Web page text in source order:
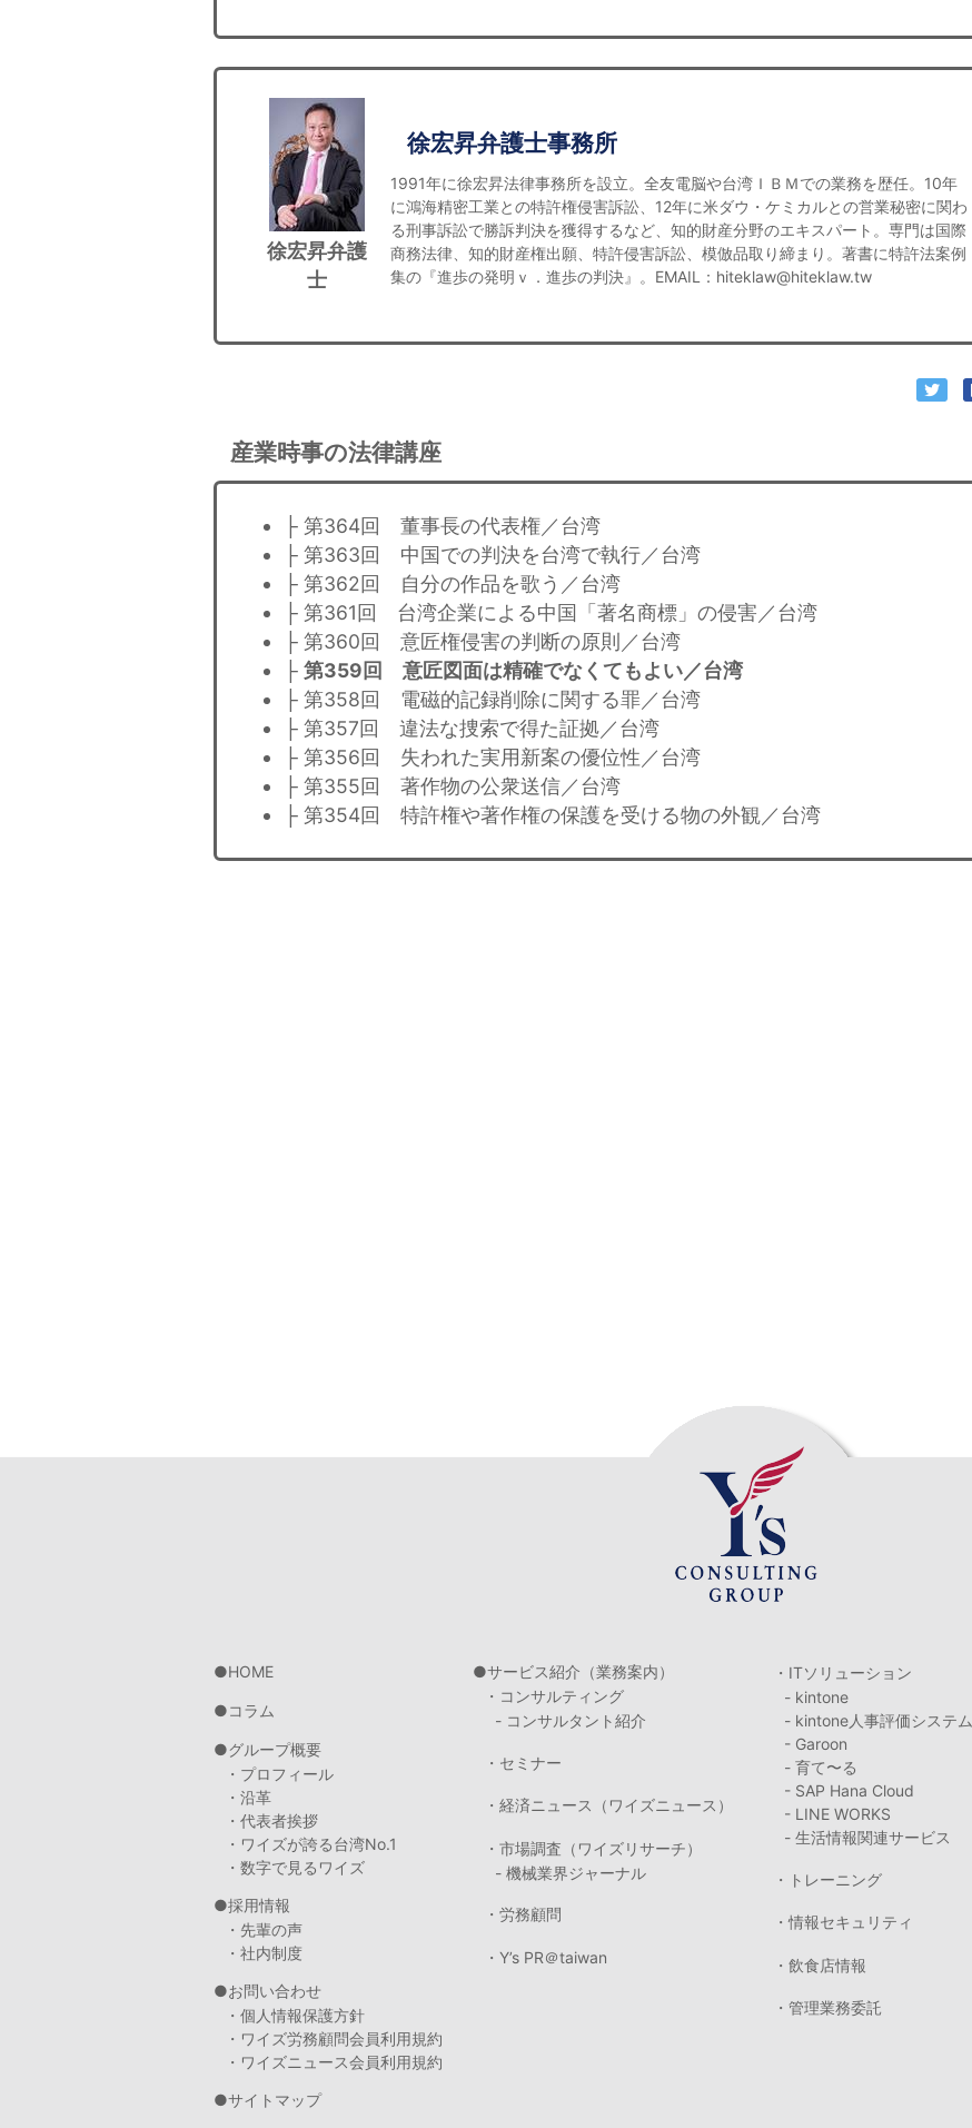
徐宏昇弁護
士
徐宏昇弁護士事務所
1991年に徐宏昇法律事務所を設立。全友電脳や台湾ＩＢＭでの業務を歴任。10年
に鴻海精密工業との特許権侵害訴訟、12年に米ダウ・ケミカルとの営業秘密に関わ
る刑事訴訟で勝訴判決を獲得するなど、知的財産分野のエキスパート。専門は国際
商務法律、知的財産権出願、特許侵害訴訟、模倣品取り締まり。著書に特許法案例
集の『進歩の発明ｖ．進歩の判決』。EMAIL：hiteklaw@hiteklaw.tw
産業時事の法律講座
├ 第364回 董事長の代表権／台湾
├ 第363回 中国での判決を台湾で執行／台湾
├ 第362回 自分の作品を歌う／台湾
├ 第361回 台湾企業による中国「著名商標」の侵害／台湾
├ 第360回 意匠権侵害の判断の原則／台湾
├ 第359回 意匠図面は精確でなくてもよい／台湾
├ 第358回 電磁的記録削除に関する罪／台湾
├ 第357回 違法な捜索で得た証拠／台湾
├ 第356回 失われた実用新案の優位性／台湾
├ 第355回 著作物の公衆送信／台湾
├ 第354回 特許権や著作権の保護を受ける物の外観／台湾
HOME
コラム
グループ概要
・プロフィール
・沿革
・代表者挨拶
・ワイズが誇る台湾No.1
・数字で見るワイズ
採用情報
・先輩の声
・社内制度
お問い合わせ
・個人情報保護方針
・ワイズ労務顧問会員利用規約
・ワイズニュース会員利用規約
サイトマップ
サービス紹介（業務案内）
・コンサルティング
- コンサルタント紹介
・セミナー
・経済ニュース（ワイズニュース）
・市場調査（ワイズリサーチ）
- 機械業界ジャーナル
・労務顧問
・Y’s PR＠taiwan
・ITソリューション
- kintone
- kintone人事評価システム
- Garoon
- 育て〜る
- SAP Hana Cloud
- LINE WORKS
- 生活情報関連サービス
・トレーニング
・情報セキュリティ
・飲食店情報
・管理業務委託